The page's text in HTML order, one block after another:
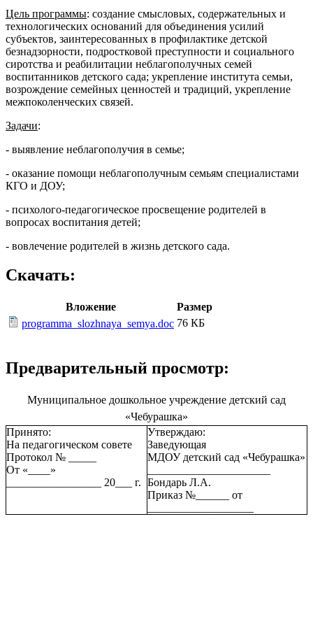
Цель программы: создание смысловых, содержательных и
технологических оснований для объединения усилий
субъектов, заинтересованных в профилактике детской
безнадзорности, подростковой преступности и социального
сиротства и реабилитации неблагополучных семей
воспитанников детского сада; укрепление института семьи,
возрождение семейных ценностей и традиций, укрепление
межпоколенческих связей.
Задачи:
- выявление неблагополучия в семье;
- оказание помощи неблагополучным семьям специалистами
КГО и ДОУ;
- психолого-педагогическое просвещение родителей в
вопросах воспитания детей;
- вовлечение родителей в жизнь детского сада.
Скачать:
Вложение
Размер
programma_slozhnaya_semya.doc 76 КБ
Предварительный просмотр:
Муниципальное дошкольное учреждение детский сад
«Чебурашка»
Принято:
На педагогическом совете
Протокол № _____
От «____»
_________________ 20___ г.
Утверждаю:
Заведующая
МДОУ детский сад «Чебурашка»
Бондарь Л.А.
Приказ №______ от